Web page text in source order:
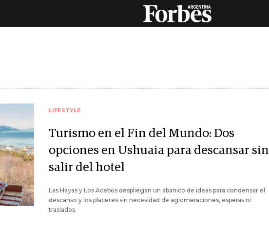
LIFESTYLE
Turismo en el Fin del Mundo: Dos
opciones en Ushuaia para descansar sin
salir del hotel
Las Hayas y Los Acebos despliegan un abanico de ideas para condensar el
descanso y los placeres sin necesidad de aglomeraciones, esperas ni
traslados.